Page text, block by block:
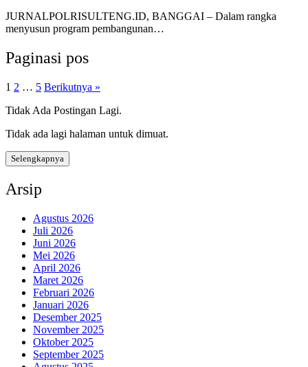
JURNALPOLRISULTENG.ID, BANGGAI – Dalam rangka
menyusun program pembangunan…
Paginasi pos
1 2 … 5 Berikutnya »
Tidak Ada Postingan Lagi.
Tidak ada lagi halaman untuk dimuat.
Selengkapnya
Arsip
Agustus 2026
Juli 2026
Juni 2026
Mei 2026
April 2026
Maret 2026
Februari 2026
Januari 2026
Desember 2025
November 2025
Oktober 2025
September 2025